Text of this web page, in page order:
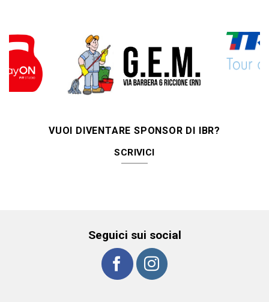
VUOI DIVENTARE SPONSOR DI IBR?
SCRIVICI
Seguici sui social